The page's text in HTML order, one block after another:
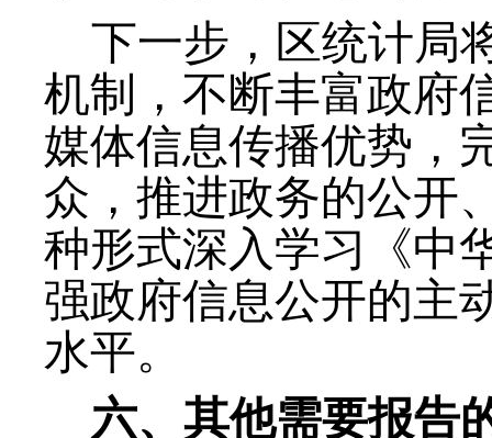
下一步，区统计局
机制，不断丰富政府
媒体信息传播优势，
众，推进政务的公开
种形式深入学习《中
强政府信息公开的主
水平。
六、 其他需要报告